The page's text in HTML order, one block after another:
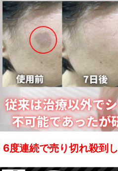
6度連続で売り切れ殺到し